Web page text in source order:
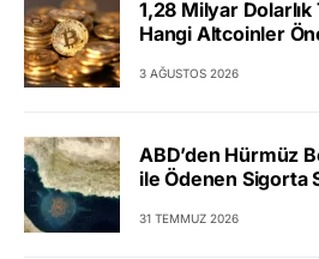
1,28 Milyar
Hangi Altcoinler
3 AĞUSTOS 2026
ABD’den Hürmüz
ile Ödenen Sigorta
31 TEMMUZ 2026